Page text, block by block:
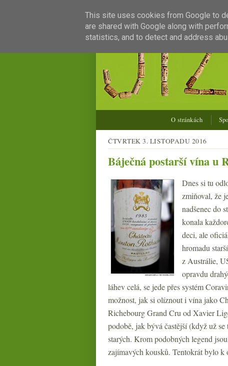
O stránkách
ČTVRTEK 3. LISTOPADU 2016
Báječná postarší vína u
Dnes si tu
zmiňoval, že
nadšenec do
konala
deci, ale
hromadu
z Austrálie,
opravdu
láhev celá, se jede přes systém
možnost, jak si olíznout i vína jako
Richebourg Grand Cru od Xavier
podobě, jak bývá častější (když už
starých. Krom podobných legend
zajímavých kousků. Tentokrát bylo k
This site uses cookies from Google to
are shared with Google along with
statistics, and to detect and address